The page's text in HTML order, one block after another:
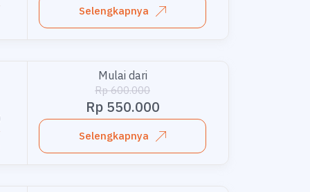
Tour single 3
Tour single 4
Tour single 5
Selengkapnya
Mulai dari
Rp 600.000
Rp 550.000
Selengkapnya